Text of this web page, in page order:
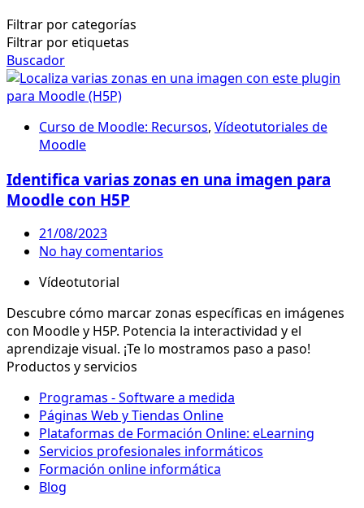
Filtrar por categorías
Filtrar por etiquetas
Buscador
Curso de Moodle: Recursos, Vídeotutoriales de
Moodle
Identifica varias zonas en una imagen para
Moodle con H5P
21/08/2023
No hay comentarios
Vídeotutorial
Descubre cómo marcar zonas específicas en imágenes
con Moodle y H5P. Potencia la interactividad y el
aprendizaje visual. ¡Te lo mostramos paso a paso!
Productos y servicios
Programas - Software a medida
Páginas Web y Tiendas Online
Plataformas de Formación Online: eLearning
Servicios profesionales informáticos
Formación online informática
Blog